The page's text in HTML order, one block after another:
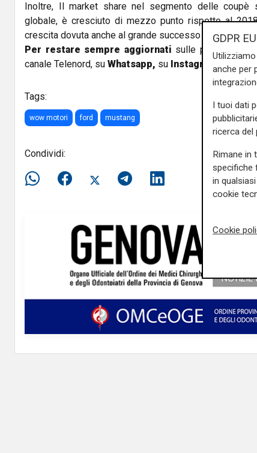
Inoltre, Il market share nel segmento delle coupè
globale, è cresciuto di mezzo punto rispetto al
crescita dovuta anche al grande successo della
Per restare sempre aggiornati sulle principali
canale Telenord, su Whatsapp, su Instagram su
Tags:
wow motori ford mustang
Condividi:
GDPR
anche per
I tuoi dati
ricerca del
Rimane in
specifiche
in
cookie
Cookie